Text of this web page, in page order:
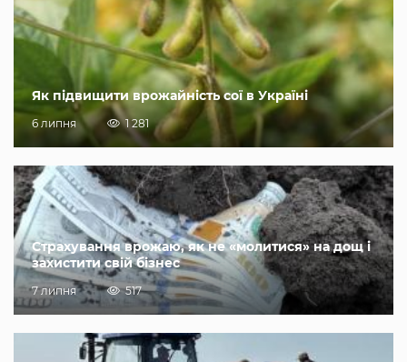
Як підвищити врожайність сої в Україні
6 липня 1 281
Страхування врожаю, як не «молитися» на дощ і
захистити свій бізнес
7 липня 517